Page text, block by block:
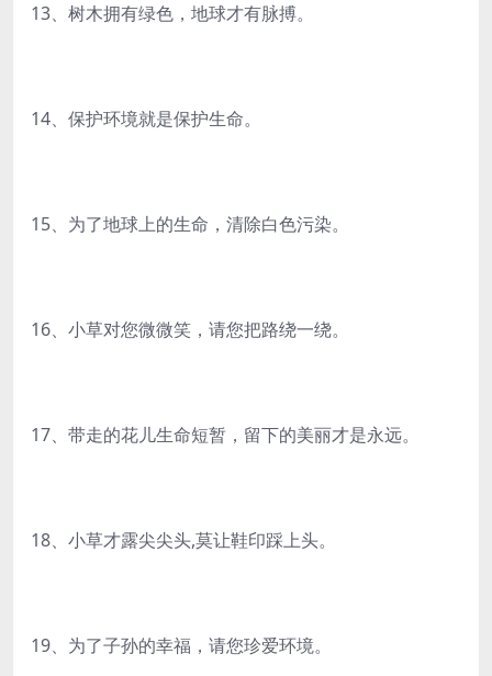
13、树木拥有绿色，地球才有脉搏。
14、保护环境就是保护生命。
15、为了地球上的生命，清除白色污染。
16、小草对您微微笑，请您把路绕一绕。
17、带走的花儿生命短暂，留下的美丽才是永远。
18、小草才露尖尖头,莫让鞋印踩上头。
19、为了子孙的幸福，请您珍爱环境。